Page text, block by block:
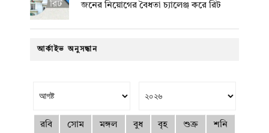
জনের নিয়োগের বৈধতা চ্যালেঞ্জ করে রিট
আর্কাইভ অনুসন্ধান
রবি সোম মঙ্গল বুধ বৃহ শুক্র শনি